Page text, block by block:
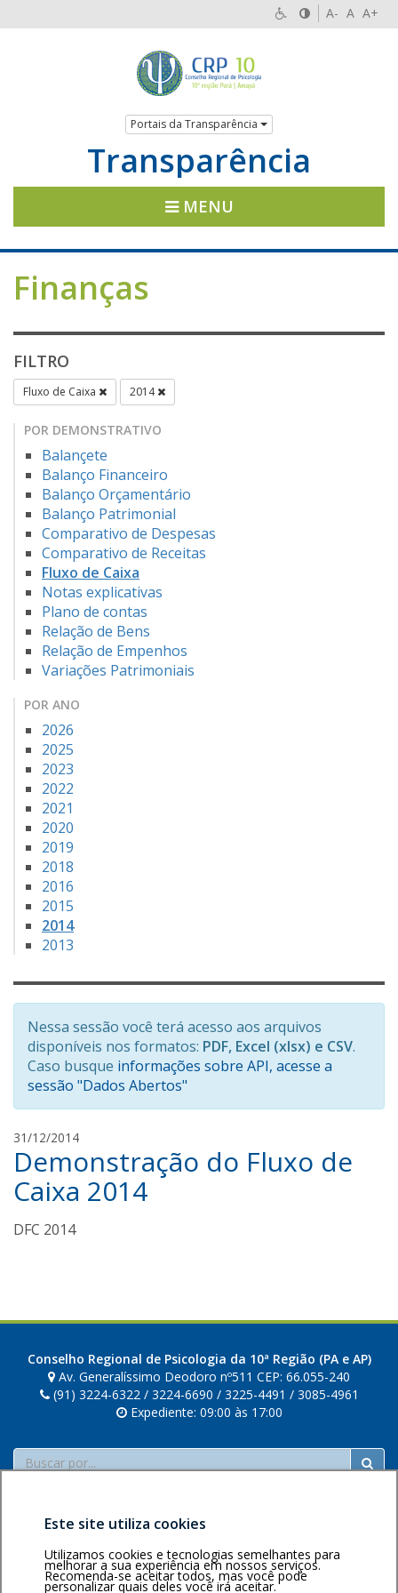
A- A A+
Portais da Transparência
Transparência
MENU
Finanças
FILTRO
Fluxo de Caixa 2014
POR DEMONSTRATIVO
Balançete
Balanço Financeiro
Balanço Orçamentário
Balanço Patrimonial
Comparativo de Despesas
Comparativo de Receitas
Fluxo de Caixa
Notas explicativas
Plano de contas
Relação de Bens
Relação de Empenhos
Variações Patrimoniais
POR ANO
2026
2025
2023
2022
2021
2020
2019
2018
2016
2015
2014
2013
Nessa sessão você terá acesso aos arquivos
disponíveis nos formatos: PDF, Excel (xlsx) e CSV.
Caso busque informações sobre API, acesse a
sessão "Dados Abertos"
31/12/2014a
m
a
Demonstração do Fluxo de
Caixa 2014
DFC 2014
Conselho Regional de Psicologia da 10ª Região (PA e AP)
Av. Generalíssimo Deodoro nº511 CEP: 66.055-240
(91) 3224-6322 / 3224-6690 / 3225-4491 / 3085-4961
Expediente: 09:00 às 17:00
Buscar
Área restritaPolítica de Voltar ao topo
Este site utiliza cookies
Utilizamos cookies e tecnologias semelhantes para
melhorar a sua experiência em nossos serviços.
Recomenda-se aceitar todos, mas você pode
personalizar quais deles você irá aceitar.